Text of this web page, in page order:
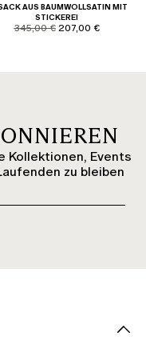
AUS BAUMWOLLSATIN MIT
STICKEREI
product.price.original
345,00 € product.price.sale
207,00 €
Kollektionen, Events
zu bleiben